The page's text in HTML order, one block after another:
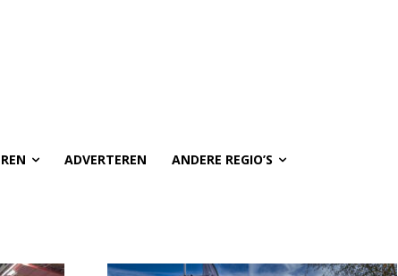
ADVERTEREN ANDERE REGIO’S